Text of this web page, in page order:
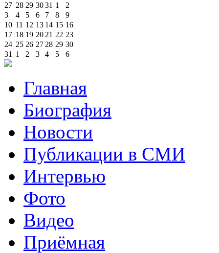
27 28 29 3031 1
2
3
4 5 6 7 8
9
10 11 12 13 14 15 16
17 18 19 20 21 22 23
24 25 26 27 28 29 30
31
1 2 3 4 5 6
Главная
Биография
Новости
Публикации в СМИ
Интервью
Фото
Видео
Приёмная